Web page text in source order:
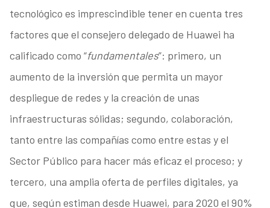
tecnológico es imprescindible tener en cuenta tres
factores que el consejero delegado de Huawei ha
calificado como “fundamentales”: primero, un
aumento de la inversión que permita un mayor
despliegue de redes y la creación de unas
infraestructuras sólidas; segundo, colaboración,
tanto entre las compañías como entre estas y el
Sector Público para hacer más eficaz el proceso; y
tercero, una amplia oferta de perfiles digitales, ya
que, según estiman desde Huawei, para 2020 el 90%